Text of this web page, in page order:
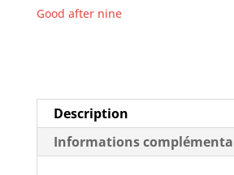
Good after nine
Description
Informations